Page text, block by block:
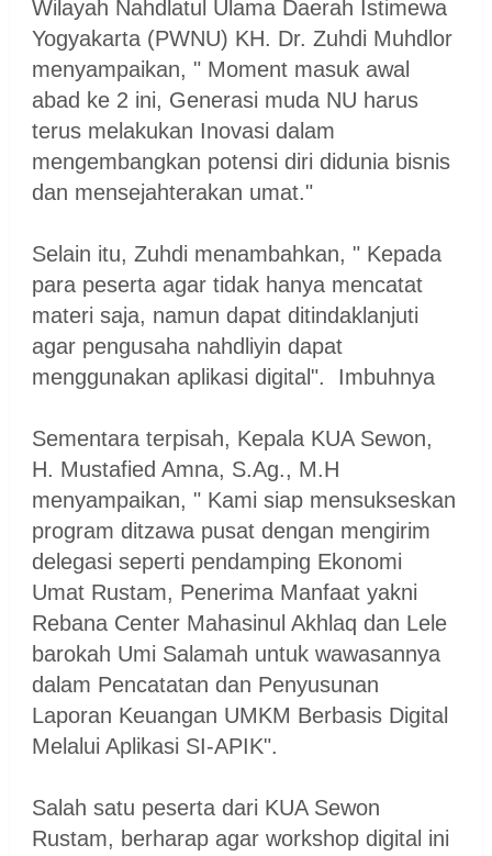
Wilayah Nahdlatul Ulama Daerah Istimewa
Yogyakarta (PWNU) KH. Dr. Zuhdi Muhdlor
menyampaikan, " Moment masuk awal
abad ke 2 ini, Generasi muda NU harus
terus melakukan Inovasi dalam
mengembangkan potensi diri didunia bisnis
dan mensejahterakan umat."
Selain itu, Zuhdi menambahkan, " Kepada
para peserta agar tidak hanya mencatat
materi saja, namun dapat ditindaklanjuti
agar pengusaha nahdliyin dapat
menggunakan aplikasi digital". Imbuhnya
Sementara terpisah, Kepala KUA Sewon,
H. Mustafied Amna, S.Ag., M.H
menyampaikan, " Kami siap mensukseskan
program ditzawa pusat dengan mengirim
delegasi seperti pendamping Ekonomi
Umat Rustam, Penerima Manfaat yakni
Rebana Center Mahasinul Akhlaq dan Lele
barokah Umi Salamah untuk wawasannya
dalam Pencatatan dan Penyusunan
Laporan Keuangan UMKM Berbasis Digital
Melalui Aplikasi SI-APIK".
Salah satu peserta dari KUA Sewon
Rustam, berharap agar workshop digital ini